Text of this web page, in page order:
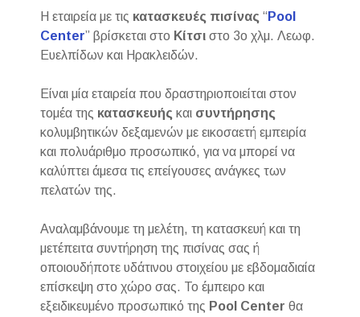
Η εταιρεία με τις κατασκευές πισίνας “ Pool
Center” βρίσκεται στο Κίτσι στο 3ο χλμ. Λεωφ.
Ευελπίδων και Ηρακλειδών.
Είναι μία εταιρεία που δραστηριοποιείται στον
τομέα της κατασκευής και συντήρησης
κολυμβητικών δεξαμενών με εικοσαετή εμπειρία
και πολυάριθμο προσωπικό, για να μπορεί να
καλύπτει άμεσα τις επείγουσες ανάγκες των
πελατών της.
Αναλαμβάνουμε τη μελέτη, τη κατασκευή και τη
μετέπειτα συντήρηση της πισίνας σας ή
οποιουδήποτε υδάτινου στοιχείου με εβδομαδιαία
επίσκεψη στο χώρο σας. Το έμπειρο και
εξειδικευμένο προσωπικό της Pool Center θα